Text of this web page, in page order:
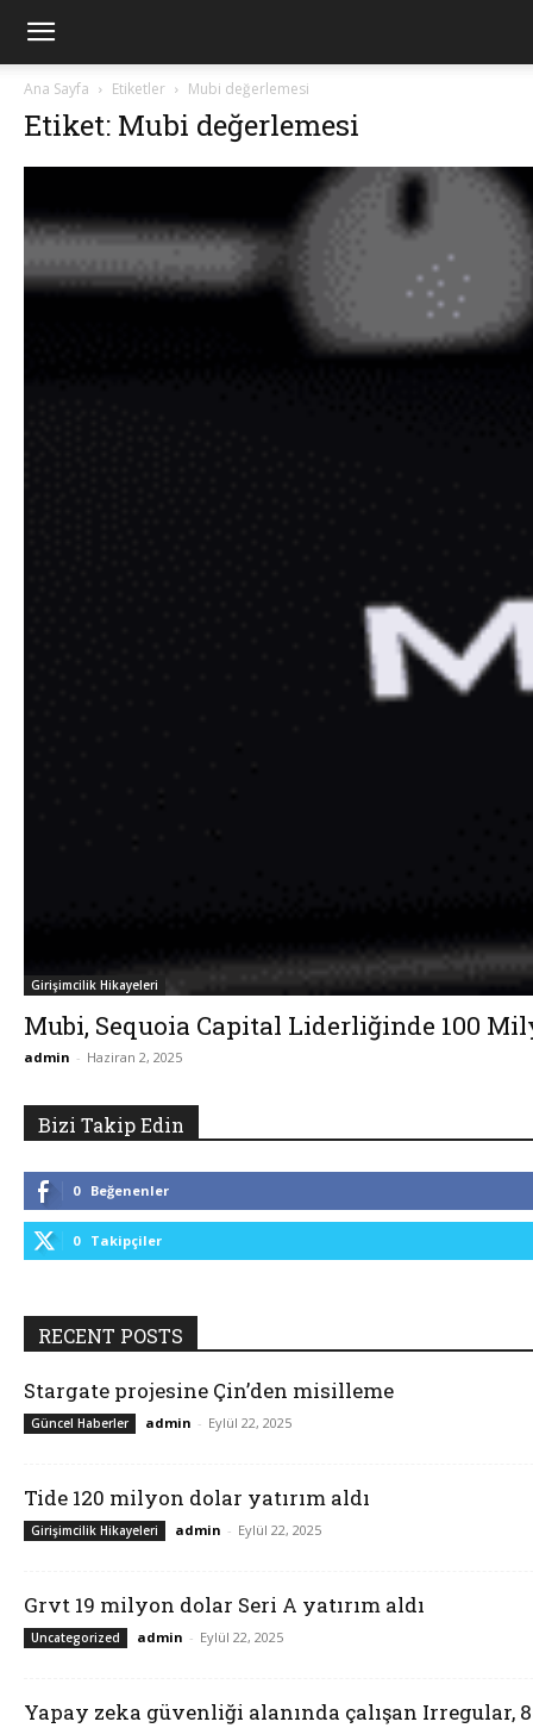
Ana Sayfa Etiketler Mubi değerlemesi
Etiket: Mubi değerlemesi
Girişimcilik Hikayeleri
Mubi, Sequoia Capital Liderliğinde 100
admin - Haziran 2, 2025
Bizi Takip Edin
0 Beğenenler
0 Takipçiler
RECENT POSTS
Stargate projesine Çin’den misilleme
Güncel Haberler admin - Eylül 22, 2025
Tide 120 milyon dolar yatırım aldı
Girişimcilik Hikayeleri admin - Eylül 22, 2025
Grvt 19 milyon dolar Seri A yatırım aldı
Uncategorized admin - Eylül 22, 2025
Yapay zeka güvenliği alanında çalışan Irregular,